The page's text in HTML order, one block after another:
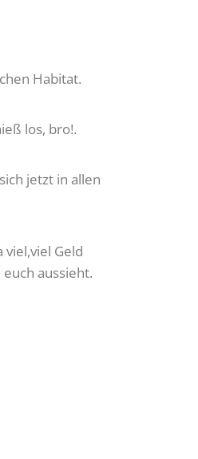
Habitat.
los, bro!.
jetzt in allen
Geld
aussieht.